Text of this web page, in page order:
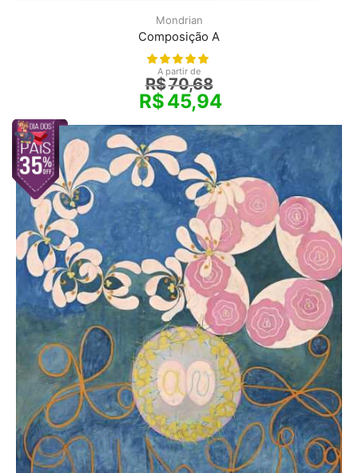
Mondrian
Composição A
A partir de
R$70,68
R$45,94